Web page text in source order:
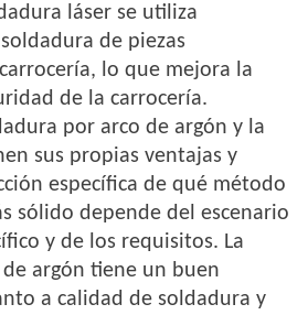
láser se utiliza
de piezas
lo que mejora la
de la carrocería.
por arco de argón y la
sus propias ventajas y
específica de qué método
sólido depende del escenario
y de los requisitos. La
argón tiene un buen
a calidad de soldadura y